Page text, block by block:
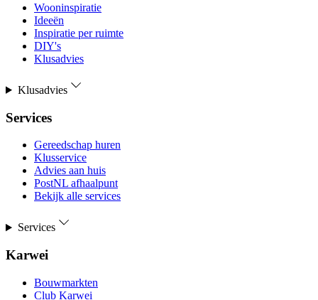
Wooninspiratie
Ideeën
Inspiratie per ruimte
DIY's
Klusadvies
Klusadvies
Services
Gereedschap huren
Klusservice
Advies aan huis
PostNL afhaalpunt
Bekijk alle services
Services
Karwei
Bouwmarkten
Club Karwei